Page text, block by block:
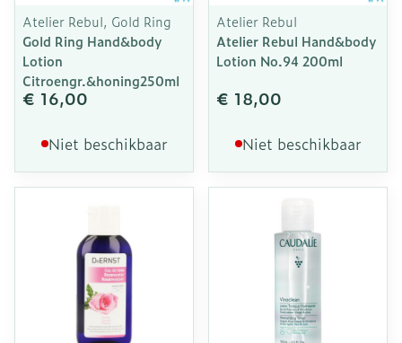
Atelier Rebul, Gold Ring
Gold Ring Hand&body
Lotion
Citroengr.&honing250ml
€ 16,00
Niet beschikbaar
Atelier Rebul
Atelier Rebul Hand&body
Lotion No.94 200ml
€ 18,00
Niet beschikbaar